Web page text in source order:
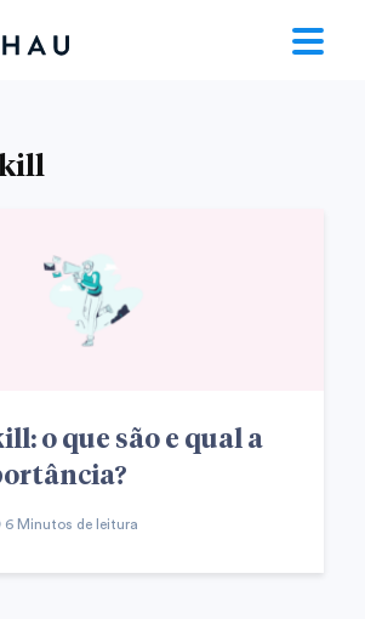
o que são e qual a
6 Minutos de leitura